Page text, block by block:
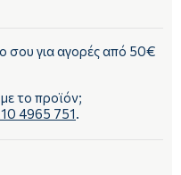
για αγορές από 50€
το προϊόν;
4965 751.